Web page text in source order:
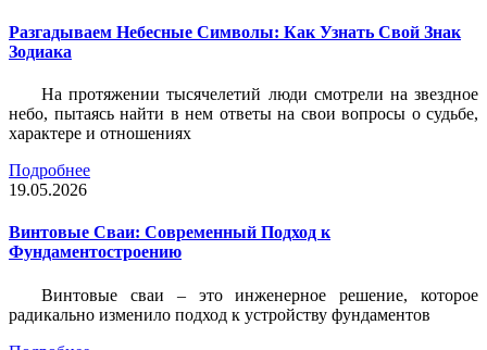
Разгадываем Небесные Символы: Как Узнать Свой Знак
Зодиака
На протяжении тысячелетий люди смотрели на звездное
небо, пытаясь найти в нем ответы на свои вопросы о судьбе,
характере и отношениях
Подробнее
19.05.2026
Винтовые Сваи: Современный Подход к
Фундаментостроению
Винтовые сваи – это инженерное решение, которое
радикально изменило подход к устройству фундаментов